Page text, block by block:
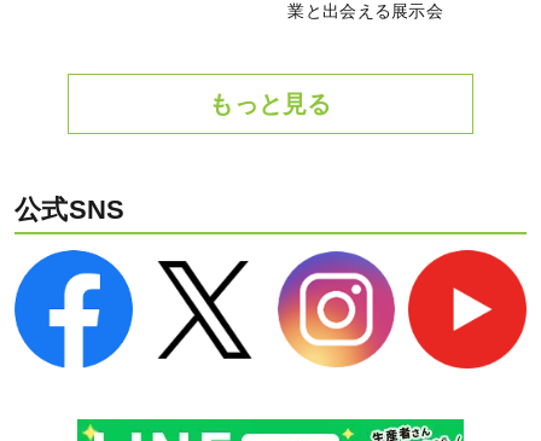
業と出会える展示会
もっと見る
公式SNS